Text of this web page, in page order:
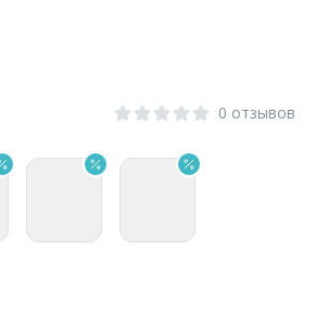
0 отзывов